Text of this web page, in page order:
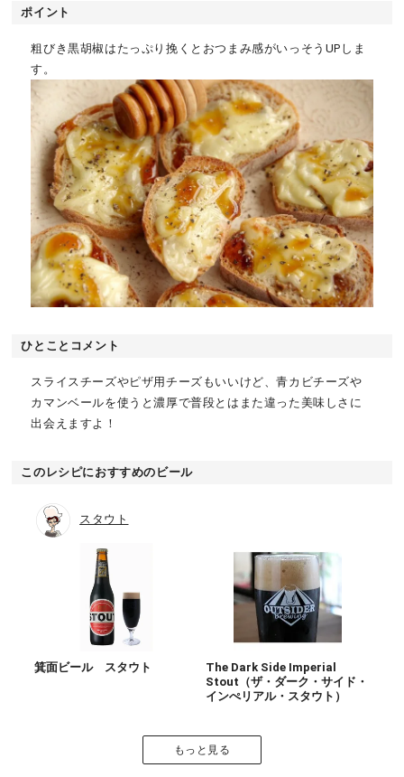
ポイント
粗びき黒胡椒はたっぷり挽くとおつまみ感がいっそうUPしま
す。
ひとことコメント
スライスチーズやピザ用チーズもいいけど、青カビチーズや
カマンベールを使うと濃厚で普段とはまた違った美味しさに
出会えますよ！
このレシピにおすすめのビール
スタウト
箕面ビール スタウト
The Dark Side Imperial
Stout（ザ・ダーク・サイド・
インぺリアル・スタウト）
もっと見る